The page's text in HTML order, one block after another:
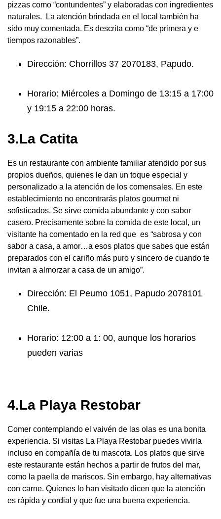
pizzas como “contundentes” y elaboradas con ingredientes
naturales. La atención brindada en el local también ha
sido muy comentada. Es descrita como “de primera y e
tiempos razonables”.
Dirección: Chorrillos 37 2070183, Papudo.
Horario: Miércoles a Domingo de 13:15 a 17:00
y 19:15 a 22:00 horas.
3.La Catita
Es un restaurante con ambiente familiar atendido por sus
propios dueños, quienes le dan un toque especial y
personalizado a la atención de los comensales. En este
establecimiento no encontrarás platos gourmet ni
sofisticados. Se sirve comida abundante y con sabor
casero. Precisamente sobre la comida de este local, un
visitante ha comentado en la red que es “sabrosa y con
sabor a casa, a amor…a esos platos que sabes que están
preparados con el cariño más puro y sincero de cuando te
invitan a almorzar a casa de un amigo”.
Dirección: El Peumo 1051, Papudo 2078101
Chile.
Horario: 12:00 a 1: 00, aunque los horarios
pueden varias
4.La Playa Restobar
Comer contemplando el vaivén de las olas es una bonita
experiencia. Si visitas La Playa Restobar puedes vivirla
incluso en compañía de tu mascota. Los platos que sirve
este restaurante están hechos a partir de frutos del mar,
como la paella de mariscos. Sin embargo, hay alternativas
con carne. Quienes lo han visitado dicen que la atención
es rápida y cordial y que fue una buena experiencia.